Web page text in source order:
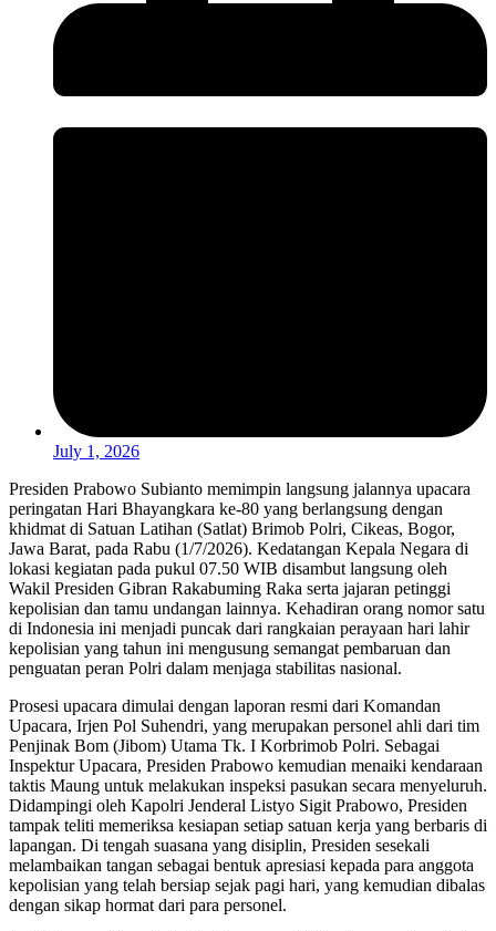
July 1, 2026
Presiden Prabowo Subianto memimpin langsung jalannya upacara
peringatan Hari Bhayangkara ke-80 yang berlangsung dengan
khidmat di Satuan Latihan (Satlat) Brimob Polri, Cikeas, Bogor,
Jawa Barat, pada Rabu (1/7/2026). Kedatangan Kepala Negara di
lokasi kegiatan pada pukul 07.50 WIB disambut langsung oleh
Wakil Presiden Gibran Rakabuming Raka serta jajaran petinggi
kepolisian dan tamu undangan lainnya. Kehadiran orang nomor satu
di Indonesia ini menjadi puncak dari rangkaian perayaan hari lahir
kepolisian yang tahun ini mengusung semangat pembaruan dan
penguatan peran Polri dalam menjaga stabilitas nasional.
Prosesi upacara dimulai dengan laporan resmi dari Komandan
Upacara, Irjen Pol Suhendri, yang merupakan personel ahli dari tim
Penjinak Bom (Jibom) Utama Tk. I Korbrimob Polri. Sebagai
Inspektur Upacara, Presiden Prabowo kemudian menaiki kendaraan
taktis Maung untuk melakukan inspeksi pasukan secara menyeluruh.
Didampingi oleh Kapolri Jenderal Listyo Sigit Prabowo, Presiden
tampak teliti memeriksa kesiapan setiap satuan kerja yang berbaris di
lapangan. Di tengah suasana yang disiplin, Presiden sesekali
melambaikan tangan sebagai bentuk apresiasi kepada para anggota
kepolisian yang telah bersiap sejak pagi hari, yang kemudian dibalas
dengan sikap hormat dari para personel.